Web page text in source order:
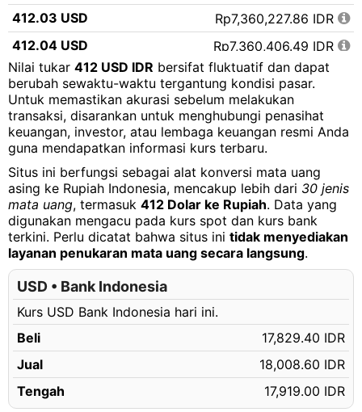
412.03 USD
Rp7,360,227.86 IDR
412.04 USD
Rp7,360,406.49 IDR
412.05 USD
Rp7,360,585.13 IDR
412.06 USD
Rp7,360,763.76 IDR
412.07 USD
Rp7,360,942.39 IDR
412.08 USD
Rp7,361,121.03 IDR
412.09 USD
Rp7,361,299.66 IDR
412.10 USD
Rp7,361,478.29 IDR
412.11 USD
Rp7,361,656.93 IDR
412.12 USD
Rp7,361,835.56 IDR
412.13 USD
412.14 USD
Rp7,362,192.83 IDR
412.15 USD
Rp7,362,371.46 IDR
412.16 USD
Rp7,362,550.09 IDR
412.17 USD
Rp7,362,728.73 IDR
Nilai tukar 412 USD IDR bersifat fluktuatif dan dapat
berubah sewaktu-waktu tergantung kondisi pasar.
Untuk memastikan akurasi sebelum melakukan
transaksi, disarankan untuk menghubungi penasihat
keuangan, investor, atau lembaga keuangan resmi Anda
guna mendapatkan informasi kurs terbaru.
Situs ini berfungsi sebagai alat konversi mata uang
asing ke Rupiah Indonesia, mencakup lebih dari 30 jenis
mata uang, termasuk 412 Dolar ke Rupiah. Data yang
digunakan mengacu pada kurs spot dan kurs bank
terkini. Perlu dicatat bahwa situs ini tidak menyediakan
layanan penukaran mata uang secara langsung.
USD • Bank Indonesia
Kurs USD Bank Indonesia hari ini.
Beli
17,829.40 IDR
Jual
18,008.60 IDR
Tengah
17,919.00 IDR